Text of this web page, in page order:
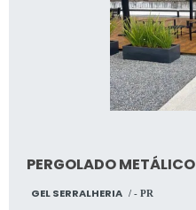
PERGOLADO METÁLICO
GEL SERRALHERIA / - PR